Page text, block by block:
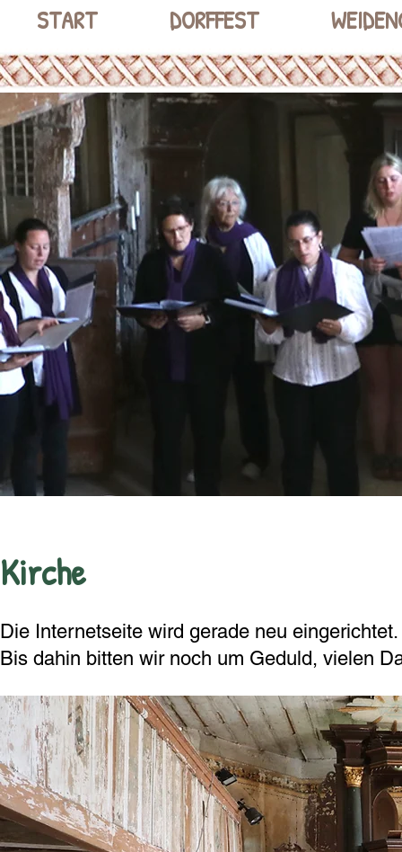
START DORFFEST
Kirche
Die Internetseite wird gerade neu
Bis dahin bitten wir noch um Geduld, vielen